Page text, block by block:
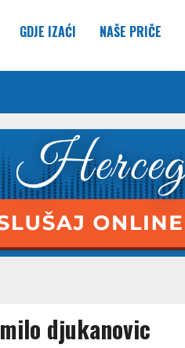
GDJE IZAĆI NAŠE PRIČE
milo djukanovic